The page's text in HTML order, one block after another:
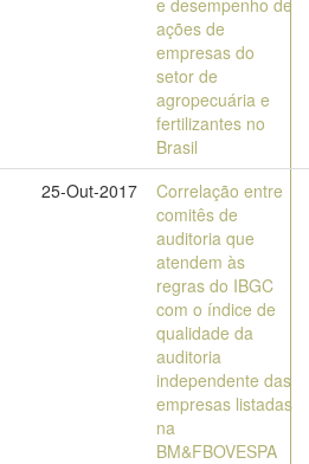
e desempenho de
ações de
empresas do
setor de
agropecuária e
fertilizantes no
Brasil
25-Out-2017
Correlação entre
comitês de
auditoria que
atendem às
regras do IBGC
com o índice de
qualidade da
auditoria
independente das
empresas listadas
na
BM&FBOVESPA